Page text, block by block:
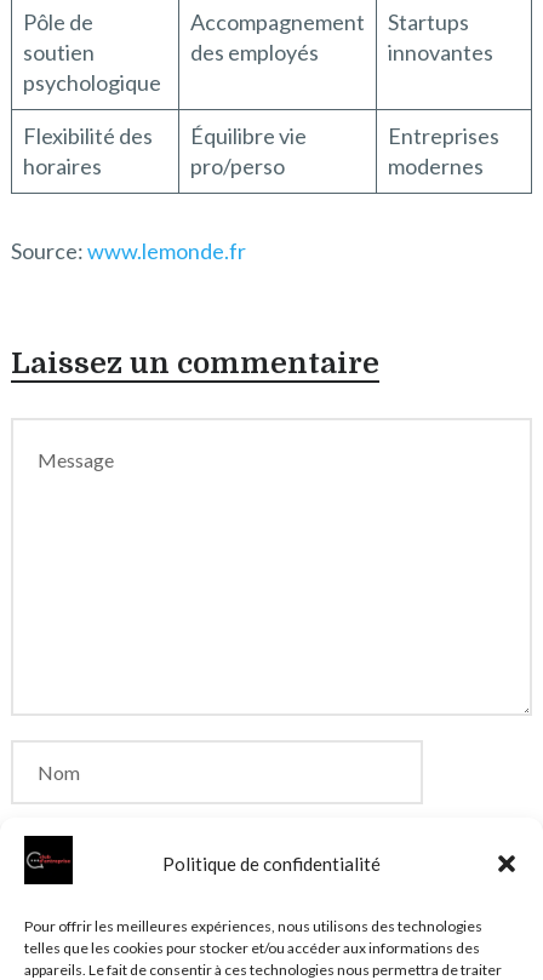
Politique de confidentialité
Pour offrir les meilleures expériences, nous utilisons des technologies
telles que les cookies pour stocker et/ou accéder aux informations des
appareils. Le fait de consentir à ces technologies nous permettra de traiter
Pôle de
soutien
psychologique
Accompagnement
des employés
Startups
innovantes
Flexibilité des
horaires
Équilibre vie
pro/perso
Entreprises
modernes
Source:www.lemonde.fr
Laissez un commentaire
Enregistrer mon nom, mon e-mail et mon site dans
le navigateur pour mon prochain commentaire.